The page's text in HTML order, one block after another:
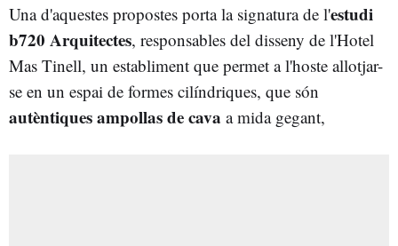
Una d'aquestes propostes porta la signatura de l'estudi
b720 Arquitectes, responsables del disseny de l'Hotel
Mas Tinell, un establiment que permet a l'hoste allotjar-
se en un espai de formes cilíndriques, que són
autèntiques ampollas de cava a mida gegant,